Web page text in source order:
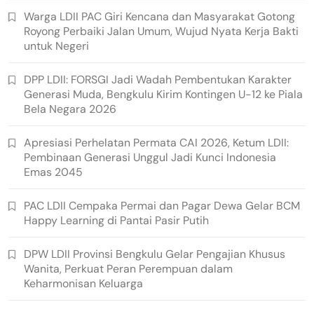
Warga LDII PAC Giri Kencana dan Masyarakat Gotong
Royong Perbaiki Jalan Umum, Wujud Nyata Kerja Bakti
untuk Negeri
DPP LDII: FORSGI Jadi Wadah Pembentukan Karakter
Generasi Muda, Bengkulu Kirim Kontingen U-12 ke Piala
Bela Negara 2026
Apresiasi Perhelatan Permata CAI 2026, Ketum LDII:
Pembinaan Generasi Unggul Jadi Kunci Indonesia
Emas 2045
PAC LDII Cempaka Permai dan Pagar Dewa Gelar BCM
Happy Learning di Pantai Pasir Putih
DPW LDII Provinsi Bengkulu Gelar Pengajian Khusus
Wanita, Perkuat Peran Perempuan dalam
Keharmonisan Keluarga